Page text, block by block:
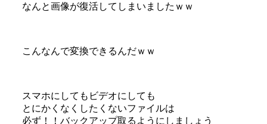
なんと画像が復活してしまいましたｗｗ
こんなんで変換できるんだｗｗ
スマホにしてもビデオにしても
とにかくなくしたくないファイルは
必ず！！バックアップ取るようにしましょう